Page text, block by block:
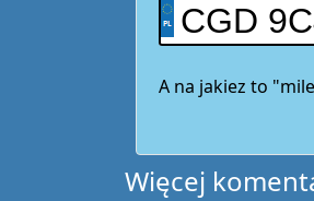
CGD
A na jakiez to
Więcej